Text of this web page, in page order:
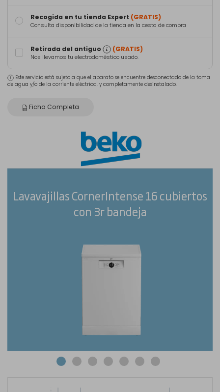
Recogida en tu tienda Expert (GRATIS)
Consulta disponibilidad de la tienda en la cesta de compra
Retirada del antiguo (GRATIS)
Nos llevamos tu electrodoméstico usado.
Este servicio está sujeto a que el aparato se encuentre desconectado de la toma
de agua y/o de la corriente eléctrica, y completamente desinstalado.
Ficha Completa
Lavavajillas CornerIntense 16 cubiertos
con 3r bandeja